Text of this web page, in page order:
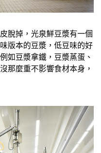
脫掉，光泉鮮豆漿有一個
版本的豆漿，低豆味的好
如豆漿拿鐵，豆漿蒸蛋、
那麼重不影響食材本身，